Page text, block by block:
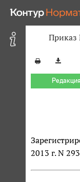
Приказ
2013 г. N